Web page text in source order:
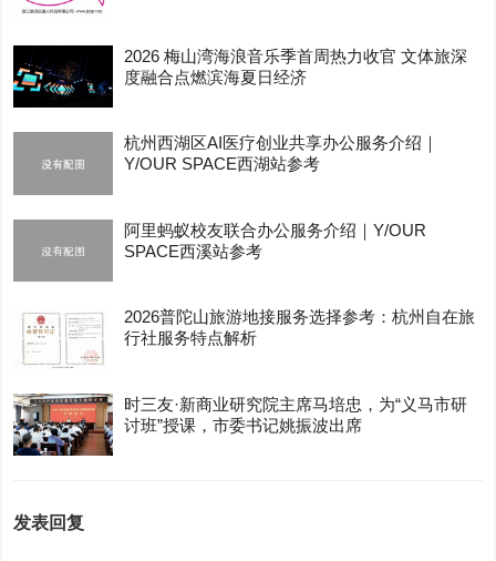
2026 梅山湾海浪音乐季首周热力收官 文体旅深
度融合点燃滨海夏日经济
杭州西湖区AI医疗创业共享办公服务介绍｜
Y/OUR SPACE西湖站参考
阿里蚂蚁校友联合办公服务介绍｜Y/OUR
SPACE西溪站参考
2026普陀山旅游地接服务选择参考：杭州自在旅
行社服务特点解析
时三友·新商业研究院主席马培忠，为“义马市研
讨班”授课，市委书记姚振波出席
发表回复